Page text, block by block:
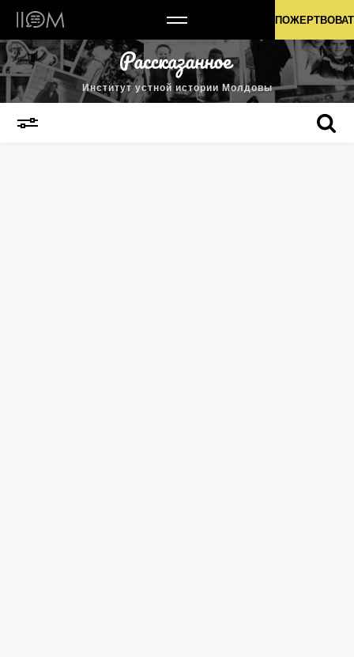
Институт устной истории Молдовы
Институт устной истории Молдовы